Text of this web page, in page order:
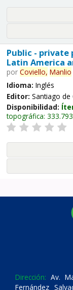
Public -
Latin America
por Coviello, Manlio
Idioma: Inglés
Editor: Santiago de
Disponibilidad:
topográfica:
Dirección: Av.
Fernández